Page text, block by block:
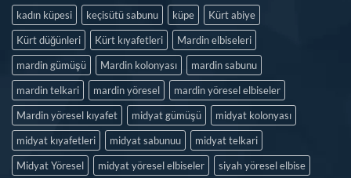
kadın küpesi
keçisütü sabunu küpe
Kürt abiye
Kürt düğünleri
Kürt kıyafetleri
Mardin elbiseleri
mardin gümüşü
Mardin kolonyası
mardin sabunu
mardin telkari
mardin yöresel
mardin yöresel elbiseler
Mardin yöresel kıyafet
midyat gümüşü
midyat kolonyası
midyat kıyafetleri
midyat sabunuu
midyat telkari
Midyat Yöresel
midyat yöresel elbiseler
siyah yöresel elbise